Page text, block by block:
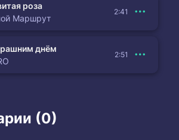
роза
Маршрут
2:41
днём
2:51
(0)